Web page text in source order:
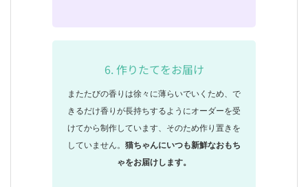
6. 作りたてをお届け
またたびの香りは徐々に薄らいでいくため、で
きるだけ香りが長持ちするようにオーダーを受
けてから制作しています、そのため作り置きを
していません。 猫ちゃんにいつも新鮮なおもち
ゃをお届けします。